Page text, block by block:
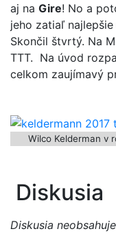
aj na Gire! No a
jeho zatiaľ najlepšie
Skončil štvrtý. Na
TTT. Na úvod
celkom zaujímavý
Wilco Kelderman v
Diskusia
Diskusia